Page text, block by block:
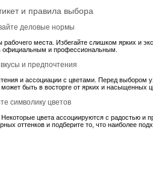
и правила выбора
деловые нормы
места. Избегайте слишком ярких и
официальным и профессиональным.
и предпочтения
и ассоциации с цветами. Перед выбором
может быть в восторге от ярких и насыщенных
символику цветов
цвета ассоциируются с радостью и
оттенков и подберите то, что наиболее